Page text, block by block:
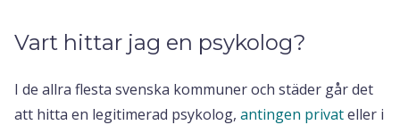
Vart hittar jag en psykolog?
I de allra flesta svenska kommuner och städer går det
att hitta en legitimerad psykolog, antingen privateller i